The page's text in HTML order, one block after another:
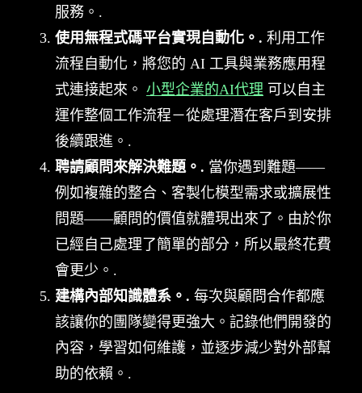
服務。.
使用無程式碼平台實現自動化。. 利用工作
流程自動化，將您的 AI 工具與業務應用程
式連接起來。 小型企業的AI代理 可以自主
運作整個工作流程－從處理潛在客戶到安排
後續跟進。.
聘請顧問來解決難題。. 當你遇到難題——
例如複雜的整合、客製化模型需求或擴展性
問題——顧問的價值就體現出來了。由於你
已經自己處理了簡單的部分，所以最終花費
會更少。.
建構內部知識體系。. 每次與顧問合作都應
該讓你的團隊變得更強大。記錄他們開發的
內容，學習如何維護，並逐步減少對外部幫
助的依賴。.